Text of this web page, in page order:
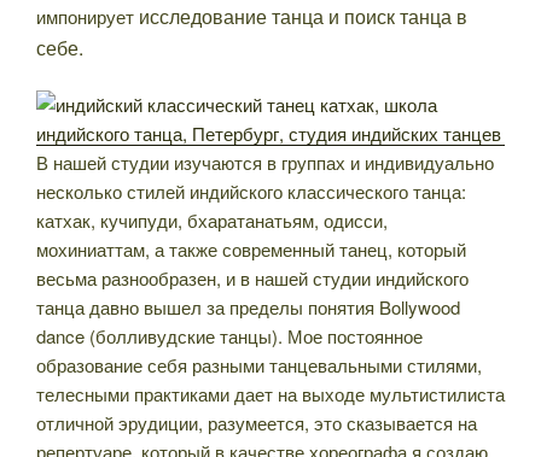
импонирует исследование танца и поиск танца в
себе.
В нашей студии изучаются в группах и индивидуально
несколько стилей индийского классического танца:
катхак, кучипуди, бхаратанатьям, одисси,
мохиниаттам, а также современный танец, который
весьма разнообразен, и в нашей студии индийского
танца давно вышел за пределы понятия Bollywood
dance (болливудские танцы). Мое постоянное
образование себя разными танцевальными стилями,
телесными практиками дает на выходе мультистилиста
отличной эрудиции, разумеется, это сказывается на
репертуаре, который в качестве хореографа я создаю